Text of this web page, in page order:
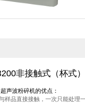
非接触式（杯式
声波粉碎机的优点：
样品直接接触，一次只能处